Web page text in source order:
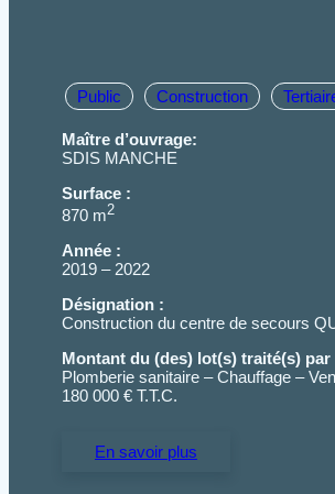
Public Construction
Maître d’ouvrage:
SDIS MANCHE
Surface :
870 m2
Année :
2019 – 2022
Désignation :
Construction du centre de secours
Montant du (des) lot(s) traité(s) par
Plomberie sanitaire – Chauffage –
180 000 € T.T.C.
En savoir plus